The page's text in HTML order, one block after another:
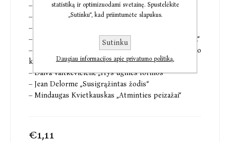
– Algirdas Julius Greimas „Žinojimas ir tikėjimas“
– Kęstutis Nastopka „Gedimino laiškai“
– Saulius Žukas „Apie pasitikėjimą“
– Algirdas Julius Greimas „Parabolė: gyvenimo forma“
– Heidi Toelle „Sodomos ir Gomoros nubaudimo
koraniškoji versija“
– Daiva Vaitkevičienė „Trys ugnies formos“
– Jean Delorme „Susigrąžintas žodis“
– Mindaugas Kvietkauskas „Atminties peizažai“
€1,11
statistiką ir optimizuodami svetainę. Spustelėkite
„Sutinku“, kad priimtumėte slapukus.
Sutinku
Daugiau informacijos apie privatumo politiką.